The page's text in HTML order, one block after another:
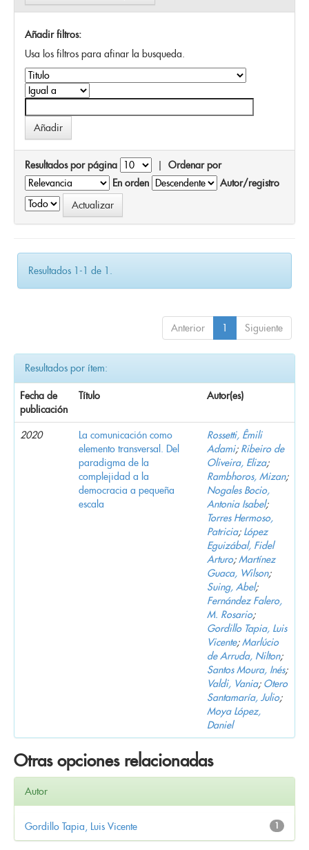
Añadir filtros:
Usa los filtros para afinar la busqueda.
Resultados por página | Ordenar por
En orden
Autor/registro
Resultados 1-1 de 1.
Anterior 1 Siguiente
Resultados por ítem:
Fecha de
publicación
Título Autor(es)
2020
La comunicación como
elemento transversal. Del
paradigma de la
complejidad a la
democracia a pequeña
escala
Rossetti, Êmili
Adami; Ribeiro de
Oliveira, Eliza;
Rambhoros, Mizan;
Nogales Bocio,
Antonia Isabel;
Torres Hermoso,
Patricia; López
Eguizábal, Fidel
Arturo;Martínez
Guaca, Wilson;
Suing, Abel;
Fernández Falero,
M. Rosario;
Gordillo Tapia, Luis
Vicente;Marlúcio
de Arruda, Nilton;
Santos Moura, Inés;
Valdi, Vania; Otero
Santamaría, Julio;
Moya López,
Daniel
Otras opciones relacionadas
Autor
1
Gordillo Tapia, Luis Vicente